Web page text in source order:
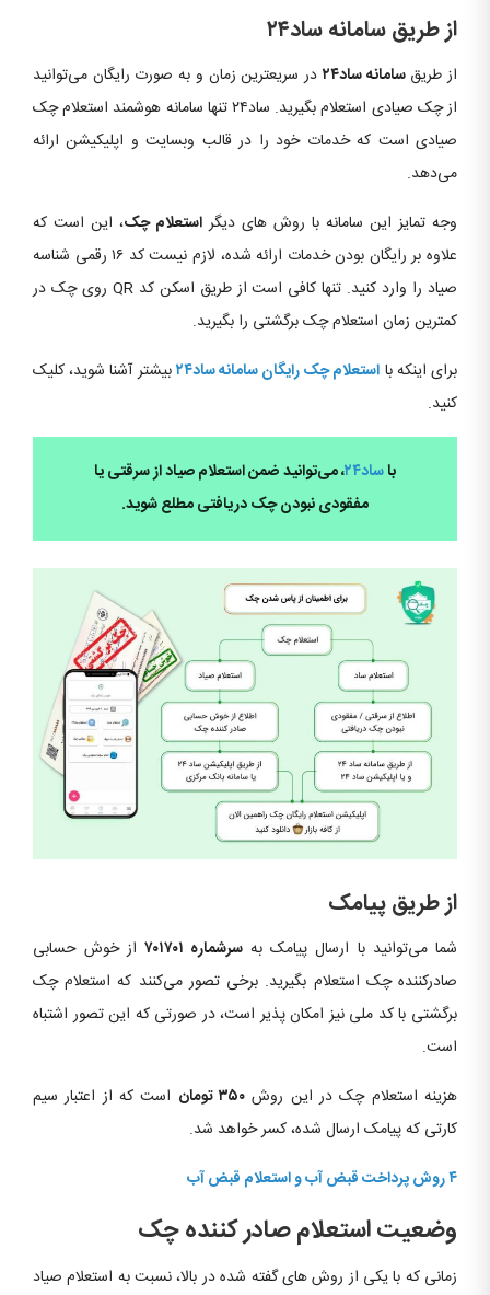
از طریق سامانه ساد۲۴
از طریقسامانه ساد۲۴
در سریعترین زمان و به صورت رایگان می‌توانید
از چک صیادی استعلام بگیرید. ساد۲۴ تنها سامانه هوشمند استعلام چک
صیادی است که خدمات خود را در قالب وبسایت و اپلیکیشن ارائه
می‌دهد.
وجه تمایز این سامانه با روش های دیگر استعلام چک، این است که
علاوه بر رایگان بودن خدمات ارائه شده، لازم نیست کد ۱۶ رقمی شناسه
صیاد را وارد کنید. تنها کافی است از طریق اسکن کد QR روی چک در
کمترین زمان استعلام چک برگشتی را بگیرید.
برای اینکه با استعلام چک رایگان سامانه ساد۲۴
بیشتر آشنا شوید، کلیک
کنید.
باساد۲۴
، می‌توانید ضمن استعلام صیاد از سرقتی یا
مفقودی نبودن چک دریافتی مطلع شوید.
از طریق پیامک
شما می‌توانید با ارسال پیامک بهسرشماره ۷۰۱۷۰۱
از خوش حسابی
صادرکننده چک استعلام بگیرید. برخی تصور می‌کنند که استعلام چک
برگشتی با کد ملی نیز امکان پذیر است، در صورتی که این تصور اشتباه
است.
هزینه استعلام چک در این روش ۳۵۰ تومان
است که از اعتبار سیم
کارتی که پیامک ارسال شده، کسر خواهد شد.
۴ روش پرداخت قبض آب و استعلام قبض آب
وضعیت استعلام صادر کننده چک
زمانی که با یکی از روش های گفته شده در بالا، نسبت به استعلام صیاد